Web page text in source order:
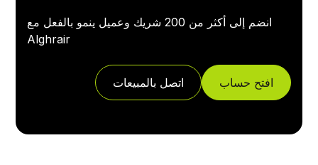
انضم إلى أكثر من 200 شريك وعميل ينمو بالفعل مع
Alghrair
افتح حساب اتصل بالمبيعات